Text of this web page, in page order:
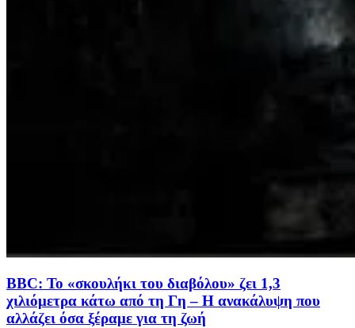
BBC: Το «σκουλήκι του διαβόλου» ζει 1,3
χιλιόμετρα κάτω από τη Γη – Η ανακάλυψη που
αλλάζει όσα ξέραμε για τη ζωή